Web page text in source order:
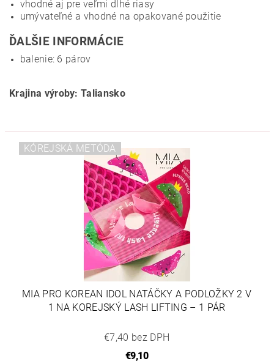
vhodné aj pre veľmi dlhé riasy
umývateľné a vhodné na opakované použitie
ĎALŠIE INFORMÁCIE
balenie: 6 párov
Krajina výroby: Taliansko
KÓREJSKÁ METÓDA
MIA PRO KOREAN IDOL NATÁČKY A PODLOŽKY 2 V
1 NA KOREJSKÝ LASH LIFTING – 1 PÁR
€7,40 bez DPH
€9,10